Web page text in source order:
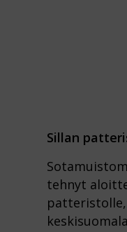
Sillan
tehnyt
patteristolle,